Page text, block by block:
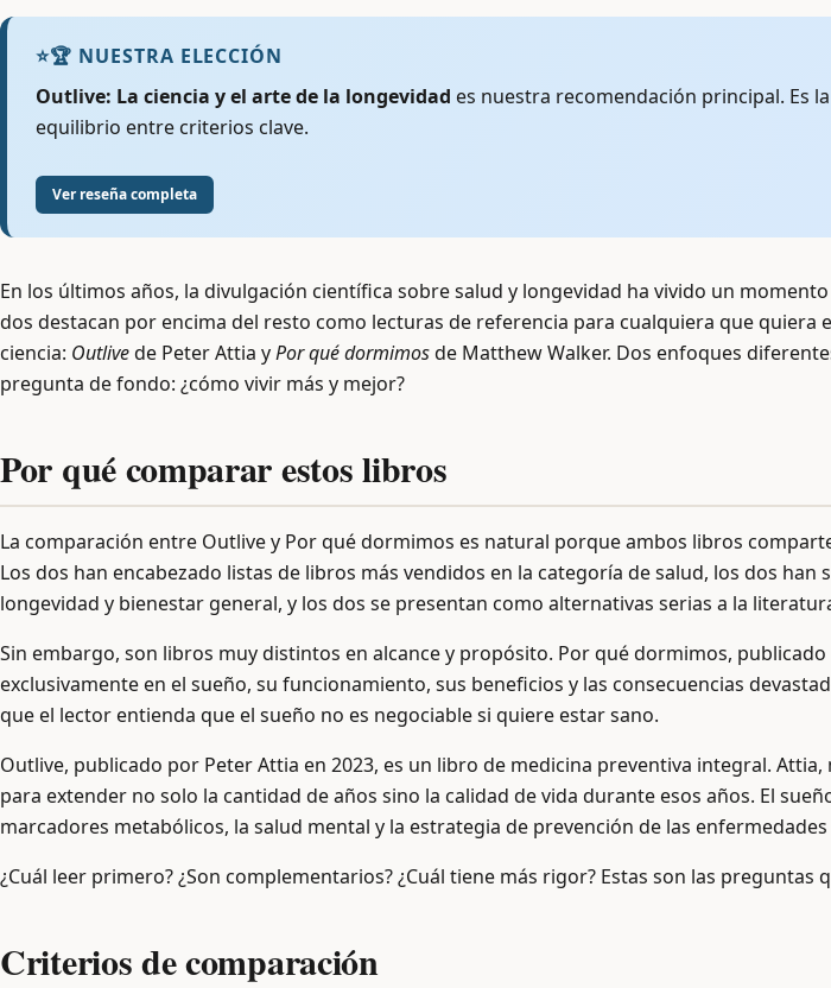
⭐🏆 NUESTRA ELECCIÓN
Outlive: La ciencia y el arte de la longevidad es nuestra recomendación principal. Es
equilibrio entre criterios clave.
Ver reseña completa
En los últimos años, la divulgación científica sobre salud y longevidad ha vivido un
dos destacan por encima del resto como lecturas de referencia para cualquiera que
ciencia: Outlivede Peter Attia yPor qué dormimosde Matthew Walker. Dos enfoques
pregunta de fondo: ¿cómo vivir más y mejor?
Por qué comparar estos libros
La comparación entre Outlive y Por qué dormimos es natural porque ambos libros
Los dos han encabezado listas de libros más vendidos en la categoría de salud, los dos
longevidad y bienestar general, y los dos se presentan como alternativas serias a la
Sin embargo, son libros muy distintos en alcance y propósito. Por qué dormimos,
exclusivamente en el sueño, su funcionamiento, sus beneficios y las consecuencias
que el lector entienda que el sueño no es negociable si quiere estar sano.
Outlive, publicado por Peter Attia en 2023, es un libro de medicina preventiva integral.
para extender no solo la cantidad de años sino la calidad de vida durante esos años. El
marcadores metabólicos, la salud mental y la estrategia de prevención de las
¿Cuál leer primero? ¿Son complementarios? ¿Cuál tiene más rigor? Estas son las preguntas
Criterios de comparación